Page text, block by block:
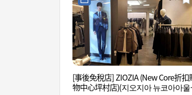
[事後免稅店] ZIOZIA (New Core折扣
物中心坪村店)(지오지아 뉴코아아